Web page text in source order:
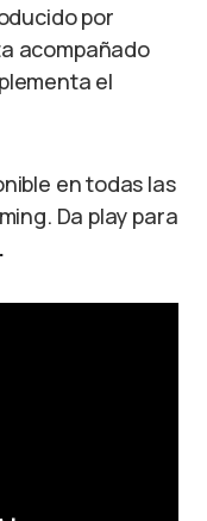
por
acompañado
el
en todas las
Da play para
.